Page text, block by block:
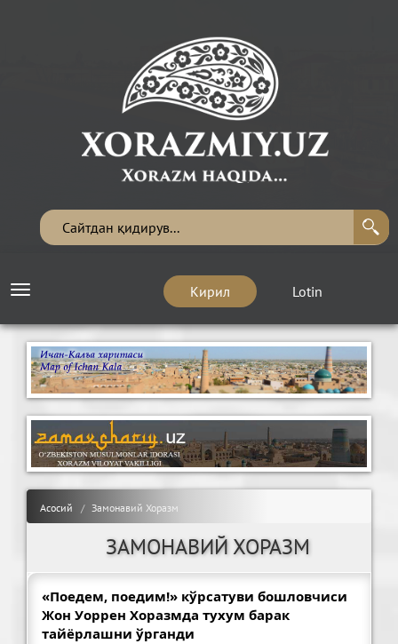
Кирил Lotin
Toggle
Асосий Замонавий Хоразм
ЗАМОНАВИЙ ХОРАЗМ
«Поедем, поедим!» кўрсатуви бошловчиси
Жон Уоррен Хоразмда тухум барак
тайёрлашни ўрганди